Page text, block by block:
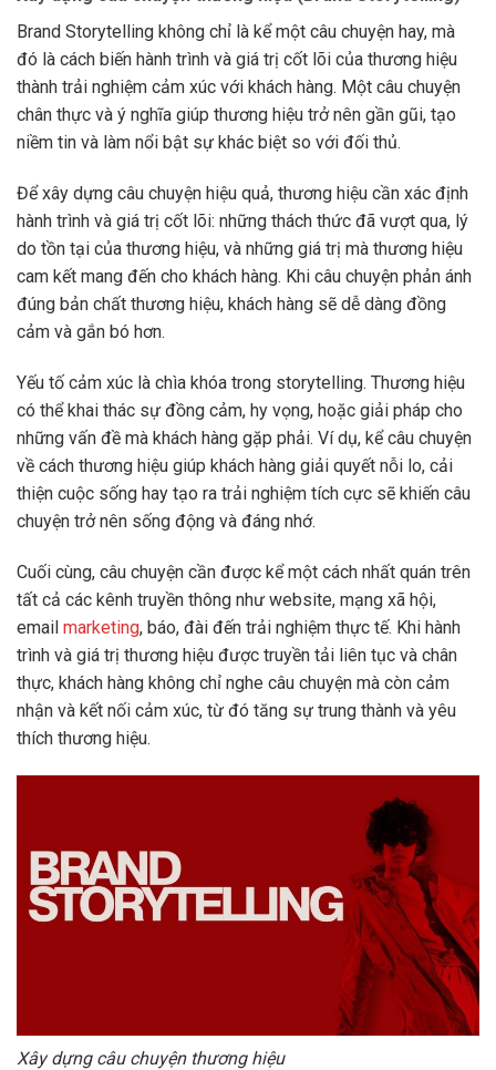
Brand Storytelling không chỉ là kể một câu chuyện hay, mà
đó là cách biến hành trình và giá trị cốt lõi của thương hiệu
thành trải nghiệm cảm xúc với khách hàng. Một câu chuyện
chân thực và ý nghĩa giúp thương hiệu trở nên gần gũi, tạo
niềm tin và làm nổi bật sự khác biệt so với đối thủ.
Để xây dựng câu chuyện hiệu quả, thương hiệu cần xác định
hành trình và giá trị cốt lõi: những thách thức đã vượt qua, lý
do tồn tại của thương hiệu, và những giá trị mà thương hiệu
cam kết mang đến cho khách hàng. Khi câu chuyện phản ánh
đúng bản chất thương hiệu, khách hàng sẽ dễ dàng đồng
cảm và gắn bó hơn.
Yếu tố cảm xúc là chìa khóa trong storytelling. Thương hiệu
có thể khai thác sự đồng cảm, hy vọng, hoặc giải pháp cho
những vấn đề mà khách hàng gặp phải. Ví dụ, kể câu chuyện
về cách thương hiệu giúp khách hàng giải quyết nỗi lo, cải
thiện cuộc sống hay tạo ra trải nghiệm tích cực sẽ khiến câu
chuyện trở nên sống động và đáng nhớ.
Cuối cùng, câu chuyện cần được kể một cách nhất quán trên
tất cả các kênh truyền thông như website, mạng xã hội,
email marketing, báo, đài đến trải nghiệm thực tế. Khi hành
trình và giá trị thương hiệu được truyền tải liên tục và chân
thực, khách hàng không chỉ nghe câu chuyện mà còn cảm
nhận và kết nối cảm xúc, từ đó tăng sự trung thành và yêu
thích thương hiệu.
Xây dựng câu chuyện thương hiệu